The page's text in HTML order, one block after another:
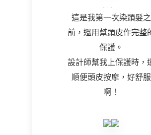
這是我第一次染頭髮之
前，還用幫頭皮作完整
保護。
設計師幫我上保護時，
順便頭皮按摩，好舒服
啊！